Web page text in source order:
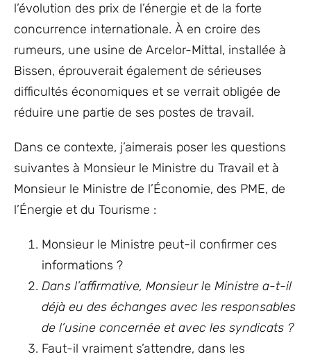
l’évolution des prix de l’énergie et de la forte
concurrence internationale. À en croire des
rumeurs, une usine de Arcelor-Mittal, installée à
Bissen, éprouverait également de sérieuses
difficultés économiques et se verrait obligée de
réduire une partie de ses postes de travail.
Dans ce contexte, j’aimerais poser les questions
suivantes à Monsieur le Ministre du Travail et à
Monsieur le Ministre de l’Économie, des PME, de
l’Énergie et du Tourisme :
Monsieur le Ministre peut-il confirmer ces
informations ?
Dans l’affirmative, Monsieur le Ministre a-t-il
déjà eu des échanges avec les responsables
de l’usine concernée et avec les syndicats ?
Faut-il vraiment s’attendre, dans les